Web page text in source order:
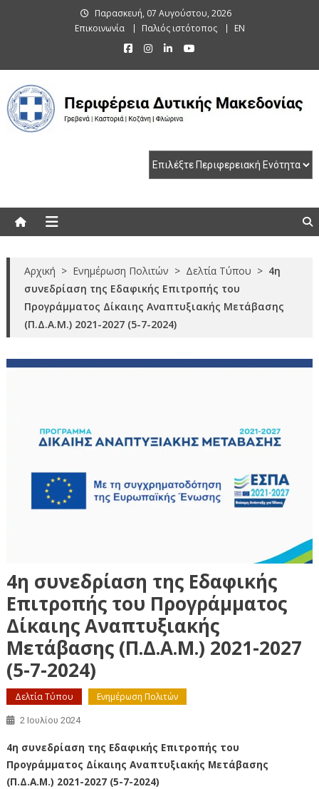
Παρασκευή, 07 Αυγούστου, 2026
Επικοινωνία
Παλιός ιστότοπος EN
Αρχική > Ενημέρωση Πολιτών > Δελτία Τύπου > 4η
συνεδρίαση της Εδαφικής Επιτροπής του
Προγράμματος Δίκαιης Αναπτυξιακής Μετάβασης
(Π.Δ.Α.Μ.) 2021-2027 (5-7-2024)
4η συνεδρίαση της Εδαφικής
Επιτροπής του Προγράμματος
Δίκαιης Αναπτυξιακής
Μετάβασης (Π.Δ.Α.Μ.) 2021-2027
(5-7-2024)
Δελτία Τύπου Ενημέρωση Πολιτών
2 Ιουλίου 2024
4η συνεδρίαση της Εδαφικής Επιτροπής του
Προγράμματος Δίκαιης Αναπτυξιακής Μετάβασης
(Π.Δ.Α.Μ.) 2021-2027 (5-7-2024)